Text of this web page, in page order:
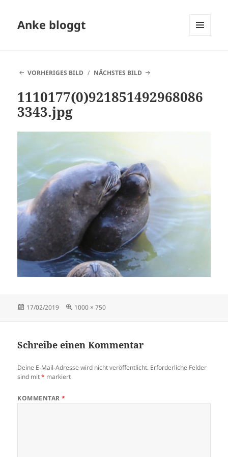
Anke bloggt
VORHERIGES BILD
NÄCHSTES BILD
1110177(0)921851492968086
3343.jpg
Veröffentlicht
17/02/2019 Originalgröße
1000 × 750
Schreibe einen Kommentar
Deine E-Mail-Adresse wird nicht veröffentlicht. Erforderliche Felder
sind mit* markiert
KOMMENTAR*